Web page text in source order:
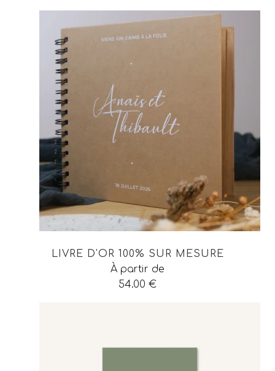
LIVRE D'OR 100% SUR MESURE
À partir de
54.00 €